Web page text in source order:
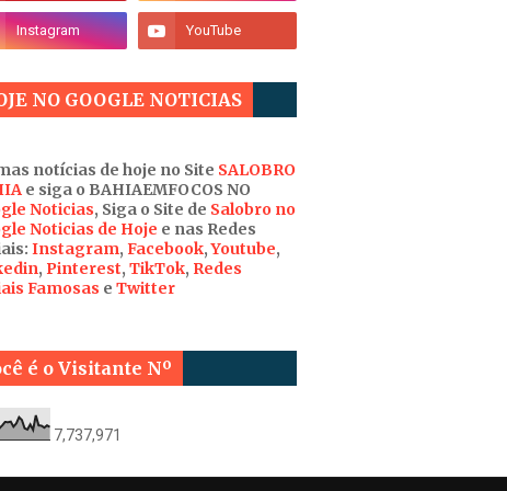
NO GOOGLE NOTICIAS
notícias de hoje no Site SALOBRO
e siga o BAHIAEMFOCOS NO
Noticias, Siga o Site de Salobro no
Noticias de Hoje e nas Redes
Instagram, Facebook,Youtube,
, Pinterest, TikTok, Redes
Famosas e Twitter
é o Visitante Nº
7,737,971